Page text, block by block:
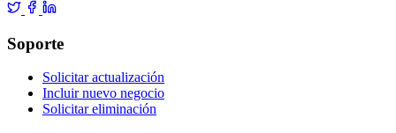
Soporte
Solicitar actualización
Incluir nuevo negocio
Solicitar eliminación